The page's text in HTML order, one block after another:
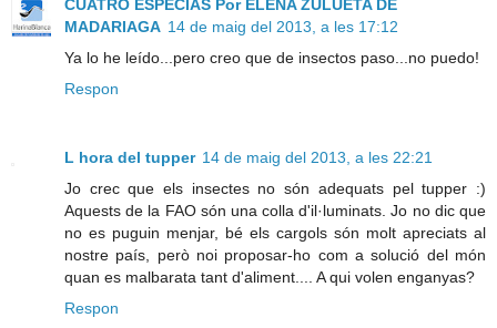
CUATRO ESPECIAS Por ELENA ZULUETA DE
MADARIAGA 14 de maig del 2013, a les 17:12
Ya lo he leído...pero creo que de insectos paso...no puedo!
Respon
L hora del tupper 14 de maig del 2013, a les 22:21
Jo crec que els insectes no són adequats pel tupper :)
Aquests de la FAO són una colla d'il·luminats. Jo no dic que
no es puguin menjar, bé els cargols són molt apreciats al
nostre país, però noi proposar-ho com a solució del món
quan es malbarata tant d'aliment.... A qui volen enganyas?
Respon